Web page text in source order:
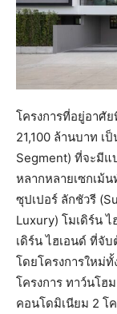
โครงการที่อยู่อาศั
21,100 ล้านบาท เ
Segment) ที่จะมี
หลากหลายเซกเม้
ซุปเปอร์ ลักชัวรี
Luxury) โมเดิร์น
เดิร์น ไฮเอนด์ ที่จั
โดยโครงการใหม่
โครงการ ทาว์นโฮ
คอนโดมิเนียม 2 โ